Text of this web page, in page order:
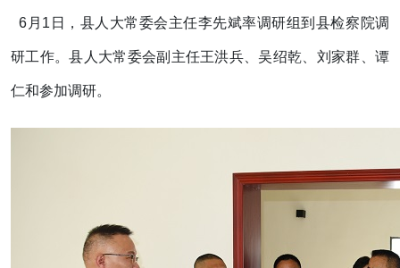
6月1日，县人大常委会主任李先斌率调研组到县检察院调
研工作。县人大常委会副主任王洪兵、吴绍乾、刘家群、谭
仁和参加调研。